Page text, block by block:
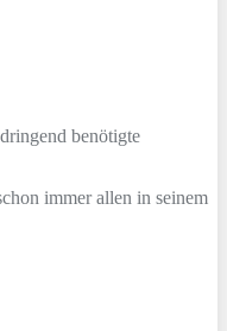
benötigte
immer allen in seinem